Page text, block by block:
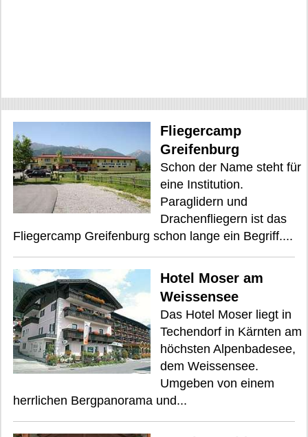
Fliegercamp
Greifenburg
Schon der Name steht für
eine Institution.
Paraglidern und
Drachenfliegern ist das
Fliegercamp Greifenburg schon lange ein Begriff....
Hotel Moser am
Weissensee
Das Hotel Moser liegt in
Techendorf in Kärnten am
höchsten Alpenbadesee,
dem Weissensee.
Umgeben von einem
herrlichen Bergpanorama und...